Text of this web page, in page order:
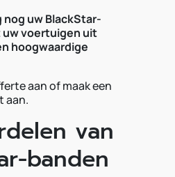
nog uw BlackStar-
uw voertuigen uit
hoogwaardige
aan of maak een
aan.
van
banden